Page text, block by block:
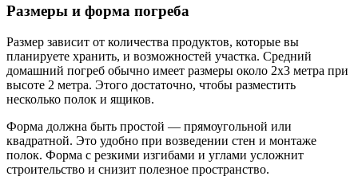
Размеры и форма погреба
Размер зависит от количества продуктов, которые вы
планируете хранить, и возможностей участка. Средний
домашний погреб обычно имеет размеры около 2х3 метра при
высоте 2 метра. Этого достаточно, чтобы разместить
несколько полок и ящиков.
Форма должна быть простой — прямоугольной или
квадратной. Это удобно при возведении стен и монтаже
полок. Форма с резкими изгибами и углами усложнит
строительство и снизит полезное пространство.